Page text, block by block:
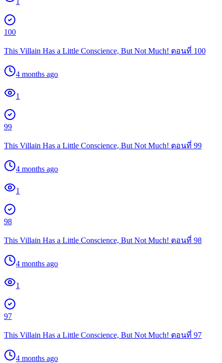
100
This Villain Has a Little Conscience, But Not Much! ตอนที่ 100
4 months ago
1
99
This Villain Has a Little Conscience, But Not Much! ตอนที่ 99
4 months ago
1
98
This Villain Has a Little Conscience, But Not Much! ตอนที่ 98
4 months ago
1
97
This Villain Has a Little Conscience, But Not Much! ตอนที่ 97
4 months ago